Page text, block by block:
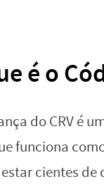
é o
do CRV é
funciona
cientes de